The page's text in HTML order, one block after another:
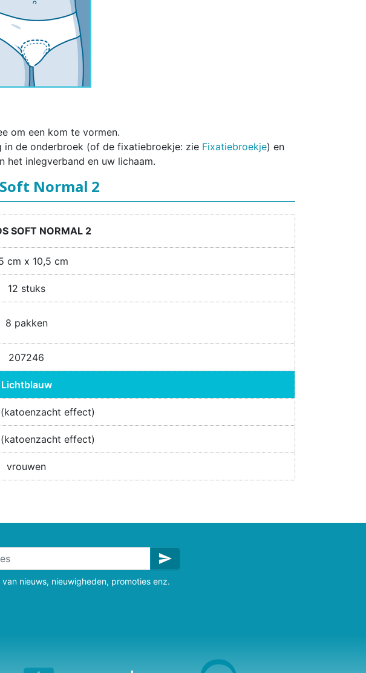
om een kom te vormen.
in de onderbroek (of de fixatiebroekje: zie Fixatiebroekje) en
inlegverband en uw lichaam.
Normal 2
SOFT NORMAL 2
cm x 10,5 cm
12 stuks
8 pakken
207246
Lichtblauw
effect)
effect)
vrouwen
send
nieuws, nieuwigheden, promoties enz.